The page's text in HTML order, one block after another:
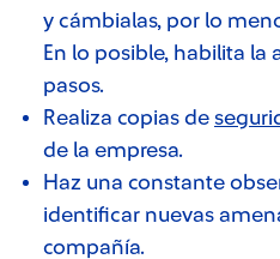
y cámbialas, por lo
En lo posible, habilita
pasos.
Realiza copias de
de la empresa.
Haz una constante
identificar nuevas
compañía.